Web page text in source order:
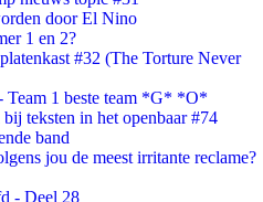
door El Nino
1 en 2?
#32 (The Torture Never
Team 1 beste team *G* *O*
teksten in het openbaar #74
band
jou de meest irritante reclame?
- Deel 28